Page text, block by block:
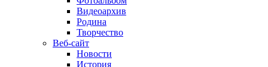
Видеоархив
Родина
Творчество
Веб-сайт
Новости
История